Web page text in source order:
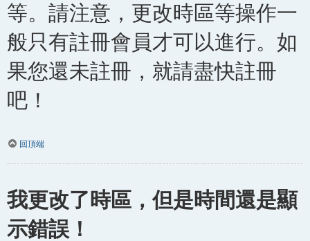
等。請注意，更改時區等操作一
般只有註冊會員才可以進行。如
果您還未註冊，就請盡快註冊
吧！
回頂端
我更改了時區，但是時間還是顯
示錯誤！